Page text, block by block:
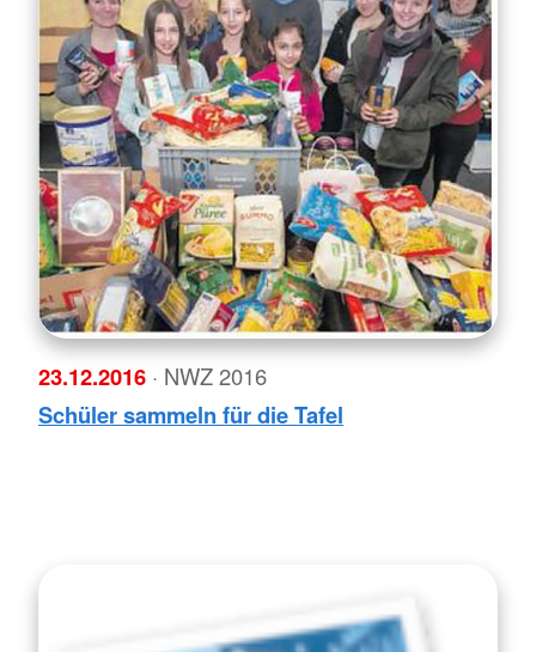
23.12.2016 · NWZ 2016
Schüler sammeln für die Tafel